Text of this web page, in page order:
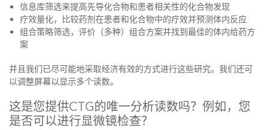
信息库筛选来提高先导化合物和患者相关性的化合物发现
疗效量化，比较药剂在患者和化合物中的疗效并预测体内反应
组合策略筛选，评价（多种）组合方案并找到最佳的体内给药方
案
并且我们已尽可能地采取经济有效的方式进行这些研究。我们还可
以调整屏幕以显示多个读数。
这是您提供CTG的唯一分析读数吗？例如，您
是否可以进行显微镜检查？